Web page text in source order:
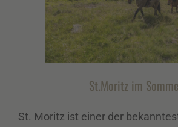
St.Moritz im
St. Moritz ist einer der